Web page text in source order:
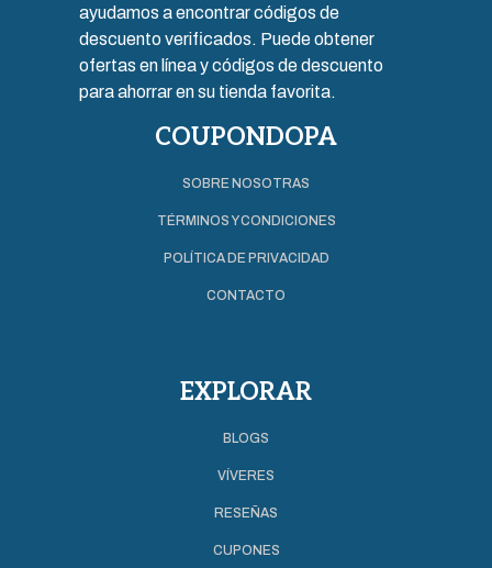
ayudamos a encontrar códigos de
descuento verificados. Puede obtener
ofertas en línea y códigos de descuento
para ahorrar en su tienda favorita.
COUPONDOPA
SOBRE NOSOTRAS
TÉRMINOS Y CONDICIONES
POLÍTICA DE PRIVACIDAD
CONTACTO
EXPLORAR
BLOGS
VÍVERES
RESEÑAS
CUPONES